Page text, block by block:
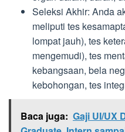
Seleksi Akhir: Anda
meliputi tes
lompat jauh), tes
mengemudi), tes
kebangsaan, bela
kebohongan, tes
Baca juga: Gaji UI/UX